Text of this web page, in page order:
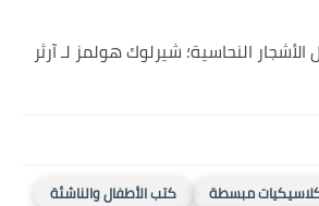
النحاسية؛ شيرلوك هولمز لـ آرثر
مبسطة
كتب الأطفال والناشئة